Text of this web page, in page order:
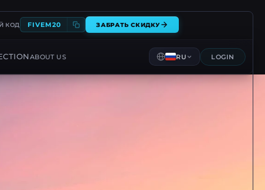
КОД FIVEM20 ЗАБРАТЬ СКИДКУ
ABOUT US RU LOGIN